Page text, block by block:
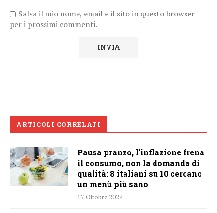
Salva il mio nome, email e il sito in questo browser
per i prossimi commenti.
ARTICOLI CORRELATI
Pausa pranzo, l’inflazione frena
il consumo, non la domanda di
qualità: 8 italiani su 10 cercano
un menù più sano
17 Ottobre 2024